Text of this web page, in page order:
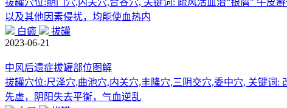
以及其他因素侵扰，均能使血热内
白癜
拔罐
2023-06-21
中风后遗症拔罐部位图解
拔罐穴位:尺泽穴,曲池穴,内关穴,丰隆穴,三阴交穴,委中穴, 关键词
先虚，阴阳失去平衡，气血逆乱